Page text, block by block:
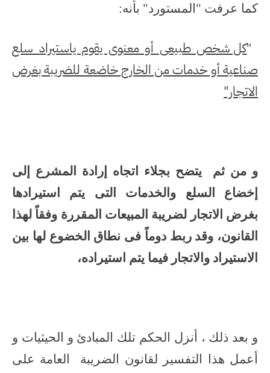
كما عرفت "المستورد" بأنه:
"كل شخص طبيعى أو معنوى يقوم ياستيراد سلع
صناعية أو خدمات من الخارج خاضعة للضريبة بغرض
الاتجار"
و من ثم يتضح بجلاء اتجاه إرادة المشرع إلى
إخضاع السلع والخدمات التى يتم استيرادها
بغرض الاتجار لضريبة المبيعات المقررة وفقاً لهذا
القانون، وقد ربط دوماً فى نطاق الخضوع لها بين
الاستيراد والاتجار فيما يتم استيراده،
و بعد ذلك ، أنزل الحكم تلك المبادئ و الحيثيات و
أعمل هذا التفسير لقانون الضريبة العامة على